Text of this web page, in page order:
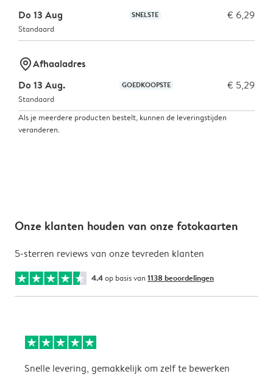
Do 13 Aug
SNELSTE € 6,29
Standaard
marker-pinAfhaaladres
Do 13 Aug.
GOEDKOOPSTE € 5,29
Standaard
Als je meerdere producten bestelt, kunnen de leveringstijden
veranderen.
Onze klanten houden van onze fotokaarten
5-sterren reviews van onze tevreden klanten
4.4op basis van 1138 beoordelingen
Snelle levering, gemakkelijk om zelf te bewerken